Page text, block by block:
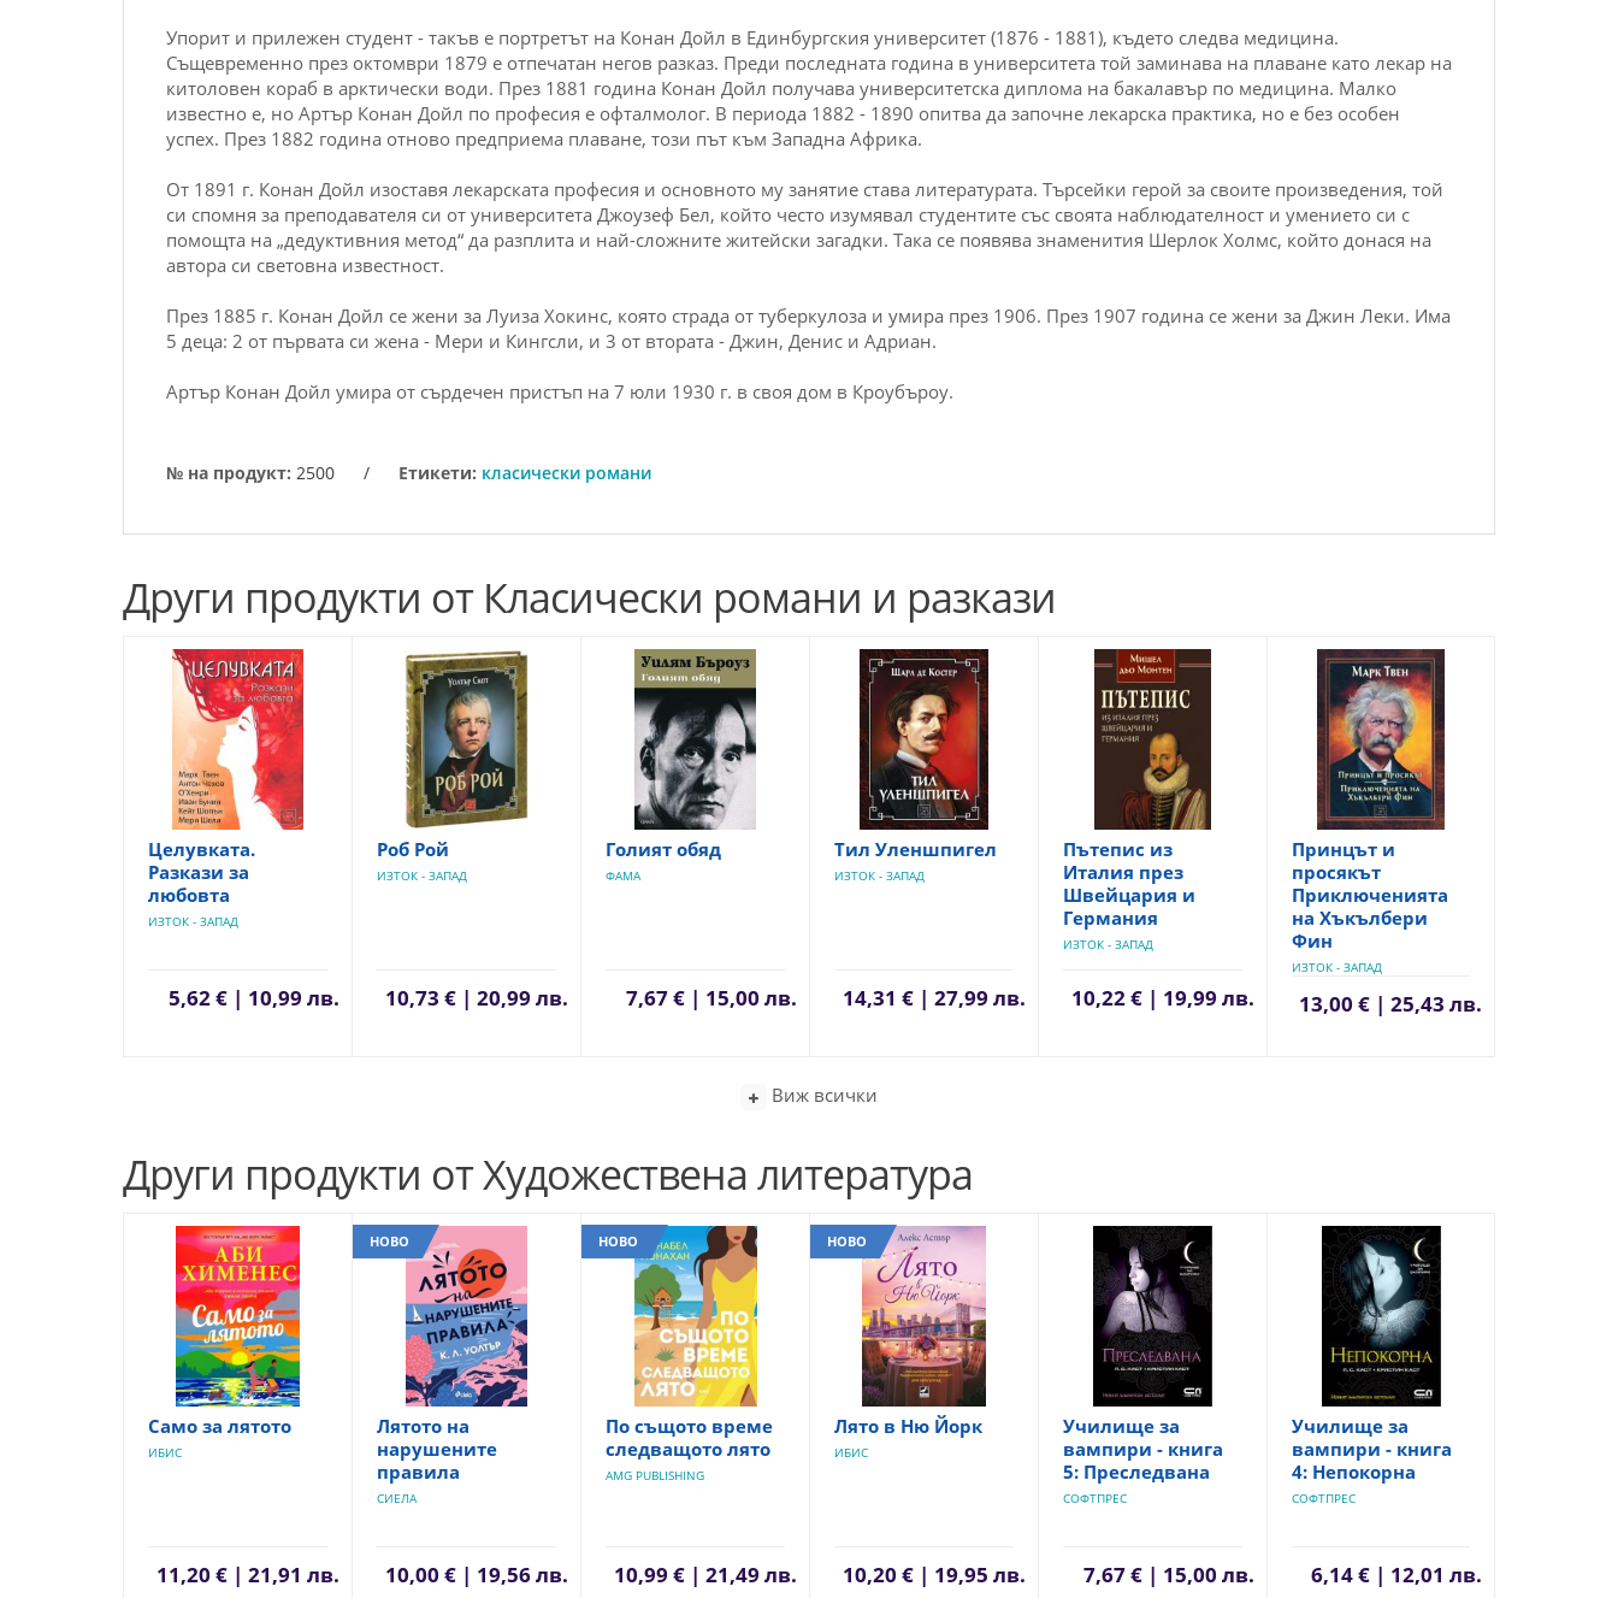
Упорит и прилежен студент - такъв е портретът на Конан Дойл в Единбургския университет (1876 - 1881), където следва медицина.
Същевременно през октомври 1879 е отпечатан негов разказ. Преди последната година в университета той заминава на плаване като лекар на
китоловен кораб в арктически води. През 1881 година Конан Дойл получава университетска диплома на бакалавър по медицина. Малко
известно е, но Артър Конан Дойл по професия е офталмолог. В периода 1882 - 1890 опитва да започне лекарска практика, но е без особен
успех. През 1882 година отново предприема плаване, този път към Западна Африка.
От 1891 г. Конан Дойл изоставя лекарската професия и основното му занятие става литературата. Търсейки герой за своите произведения, той
си спомня за преподавателя си от университета Джоузеф Бел, който често изумявал студентите със своята наблюдателност и умението си с
помощта на „дедуктивния метод“ да разплита и най-сложните житейски загадки. Така се появява знаменития Шерлок Холмс, който донася на
автора си световна известност.
През 1885 г. Конан Дойл се жени за Луиза Хокинс, която страда от туберкулоза и умира през 1906. През 1907 година се жени за Джин Леки. Има
5 деца: 2 от първата си жена - Мери и Кингсли, и 3 от втората - Джин, Денис и Адриан.
Артър Конан Дойл умира от сърдечен пристъп на 7 юли 1930 г. в своя дом в Кроубъроу.
№ на продукт: 2500 / Етикети: класически романи
Други продукти от Класически романи и разкази
Целувката.
Разкази за
любовта
ИЗТОК - ЗАПАД
5,62 € | 10,99 лв.
Роб Рой
ИЗТОК - ЗАПАД
10,73 € | 20,99 лв.
Голият обяд
ФАМА
7,67 € | 15,00 лв.
Тил Уленшпигел
ИЗТОК - ЗАПАД
14,31 € | 27,99 лв.
Пътепис из
Италия през
Швейцария и
Германия
ИЗТОК - ЗАПАД
10,22 € | 19,99 лв.
Принцът и
просякът
Приключенията
на Хъкълбери
Фин
ИЗТОК - ЗАПАД
13,00 € | 25,43 лв.
Виж всички
Други продукти от Художествена литература
Само за лятото
ИБИС
11,20 € | 21,91 лв.
НОВО
Лятото на
нарушените
правила
СИЕЛА
10,00 € | 19,56 лв.
НОВО
По същото време
следващото лято
AMG PUBLISHING
10,99 € | 21,49 лв.
НОВО
Лято в Ню Йорк
ИБИС
10,20 € | 19,95 лв.
Училище за
вампири - книга
5: Преследвана
СОФТПРЕС
7,67 € | 15,00 лв.
Училище за
вампири - книга
4: Непокорна
СОФТПРЕС
6,14 € | 12,01 лв.